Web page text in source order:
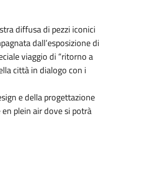
diffusa di pezzi iconici
dall’esposizione di
viaggio di “ritorno a
città in dialogo con i
e della progettazione
plein air dove si potrà